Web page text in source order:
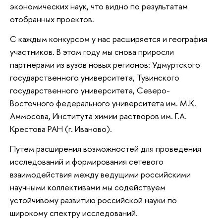
экономических наук, что видно по результатам
отобранных проектов.
С каждым конкурсом у нас расширяется и география
участников. В этом году мы снова приросли
партнерами из вузов новых регионов: Удмуртского
государственного университета, Тувинского
государственного университета, Северо-
Восточного федерального университета им. М.К.
Аммосова, Института химии растворов им. Г.А.
Крестова РАН (г. Иваново).
Путем расширения возможностей для проведения
исследований и формирования сетевого
взаимодействия между ведущими российскими
научными коллективами мы содействуем
устойчивому развитию российской науки по
широкому спектру исследований.